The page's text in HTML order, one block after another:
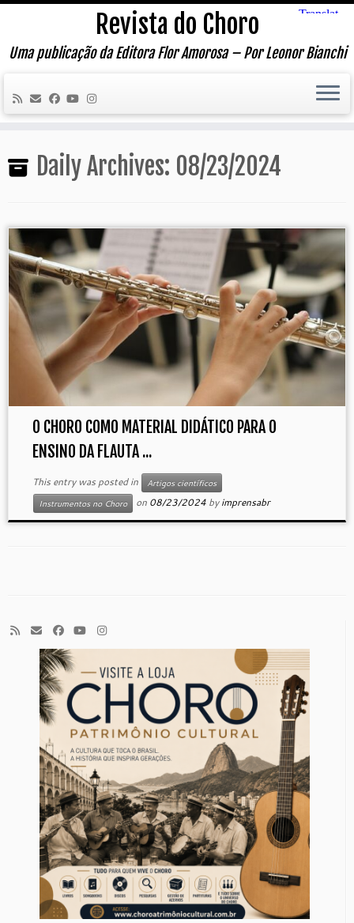
Skip
content
Revista do Choro
Uma publicação da Editora Flor Amorosa – Por Leonor Bianchi
Daily Archives: 08/23/2024
O CHORO COMO MATERIAL DIDÁTICO PARA O
ENSINO DA FLAUTA ...
This entry was posted in
Artigos científicos
Instrumentos no Choro
on 08/23/2024 byimprensabr